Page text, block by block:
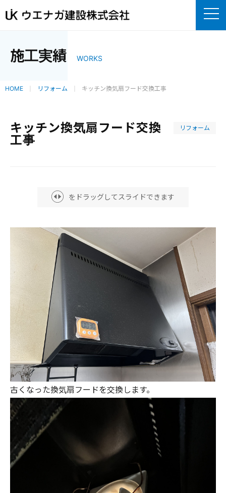
施工実績 WORKS
HOME リフォーム キッチン換気扇フード交換工事
キッチン換気扇フード交換
工事
リフォーム
をドラッグしてスライドできます
古くなった換気扇フードを交換します。